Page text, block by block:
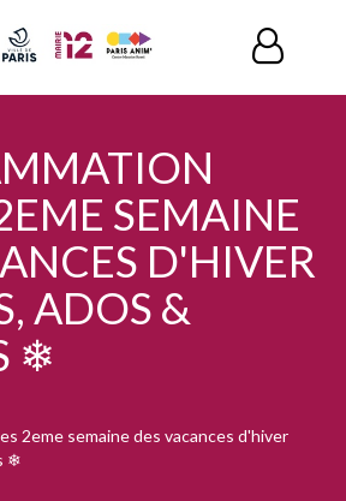
SEMAINE
D'HIVER
ADOS &
❄
2eme semaine des vacances d'hiver
❄